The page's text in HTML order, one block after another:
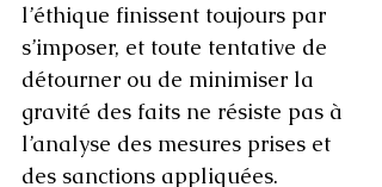
l’éthique finissent toujours par
s’imposer, et toute tentative de
détourner ou de minimiser la
gravité des faits ne résiste pas à
l’analyse des mesures prises et
des sanctions appliquées.